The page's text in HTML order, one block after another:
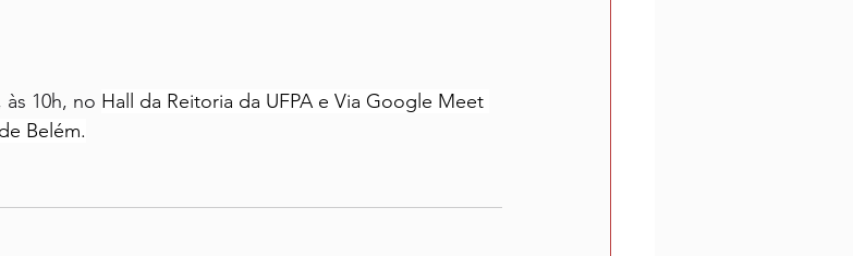
10h, no Hall da Reitoria da UFPA e Via Google Meet
Belém.